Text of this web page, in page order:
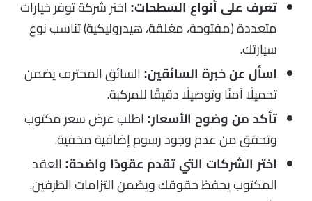
تعرف على أنواع السطحات: اختر شركة توفر خيارات
متعددة (مفتوحة، مغلقة، هيدروليكية) تناسب نوع
سيارتك.
اسأل عن خبرة السائقين: السائق المحترف يضمن
تحميلًا آمنًا وتوصيلًا دقيقًا للمركبة.
تأكد من وضوح الأسعار: اطلب عرض سعر مكتوب
وتحقق من عدم وجود رسوم إضافية مخفية.
اختر الشركات التي تقدم عقودًا واضحة: العقد
المكتوب يحفظ حقوقك ويضمن التزامات الطرفين.